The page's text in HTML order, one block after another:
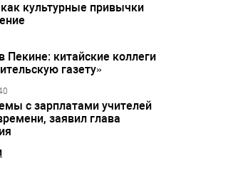
культурные привычки
Пекине: китайские коллеги
газету»
с зарплатами учителей
заявил глава